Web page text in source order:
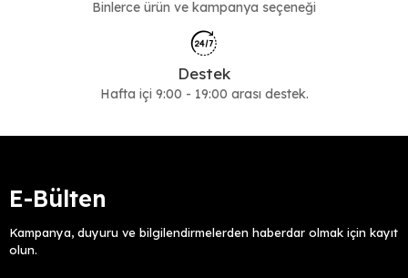
Binlerce ürün ve kampanya seçeneği
Destek
Hafta içi 9:00 - 19:00 arası destek.
E-Bülten
Kampanya, duyuru ve bilgilendirmelerden haberdar olmak için kayıt
olun.